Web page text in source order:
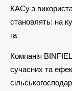
КАСу з
становлять: на
га
Компанія
сучасних та